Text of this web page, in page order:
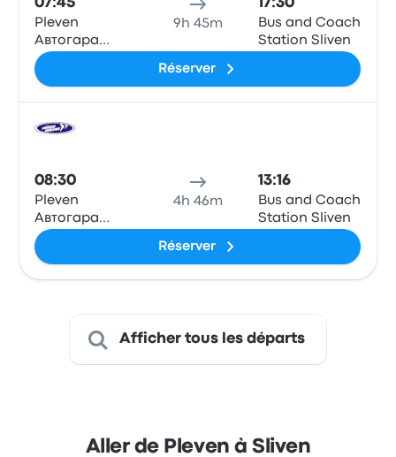
07:45
Pleven
Автогара
Плевен
9h 45m
17:30
Bus and Coach
Station Sliven
Réserver
08:30
Pleven
Автогара
Плевен
4h 46m
13:16
Bus and Coach
Station Sliven
Réserver
Afficher tous les départs
Aller de Pleven à Sliven